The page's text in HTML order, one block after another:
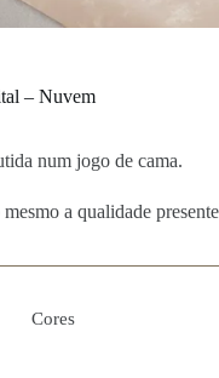
– Nuvem
num jogo de cama.
a qualidade
Cores